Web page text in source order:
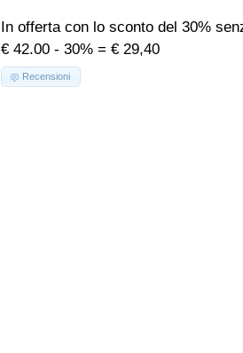
In offerta con lo sconto del 30%
€ 42.00 - 30% = € 29,40
Recensioni